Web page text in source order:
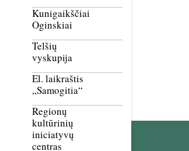
Kunigaikščiai
Oginskiai
Telšių
vyskupija
El. laikraštis
„Samogitia“
Regionų
kultūrinių
iniciatyvų
centras